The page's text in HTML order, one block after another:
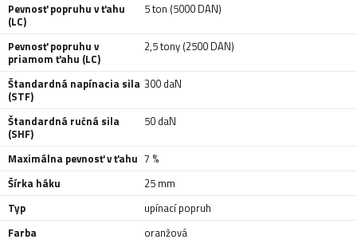
Pevnosť popruhu v ťahu
(LC)
5 ton (5000 DAN)
Pevnosť popruhu v
priamom ťahu (LC)
2,5 tony (2500 DAN)
Štandardná napínacia sila
(STF)
300 daN
Štandardná ručná sila
(SHF)
50 daN
Maximálna pevnosť v ťahu 7 %
Šírka háku
25 mm
Typ
upínací popruh
Farba
oranžová